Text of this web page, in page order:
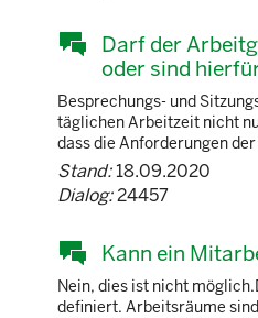
Darf der
oder sind
Besprechungs- und
täglichen Arbeitzeit nicht
dass die Anforderungen
Stand:18.09.2020
Dialog:24457
Kann ein
Nein, dies ist nicht
definiert. Arbeitsräume